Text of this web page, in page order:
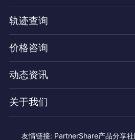
轨迹查询
价格咨询
动态资讯
关于我们
友情链接: PartnerShare产品分享